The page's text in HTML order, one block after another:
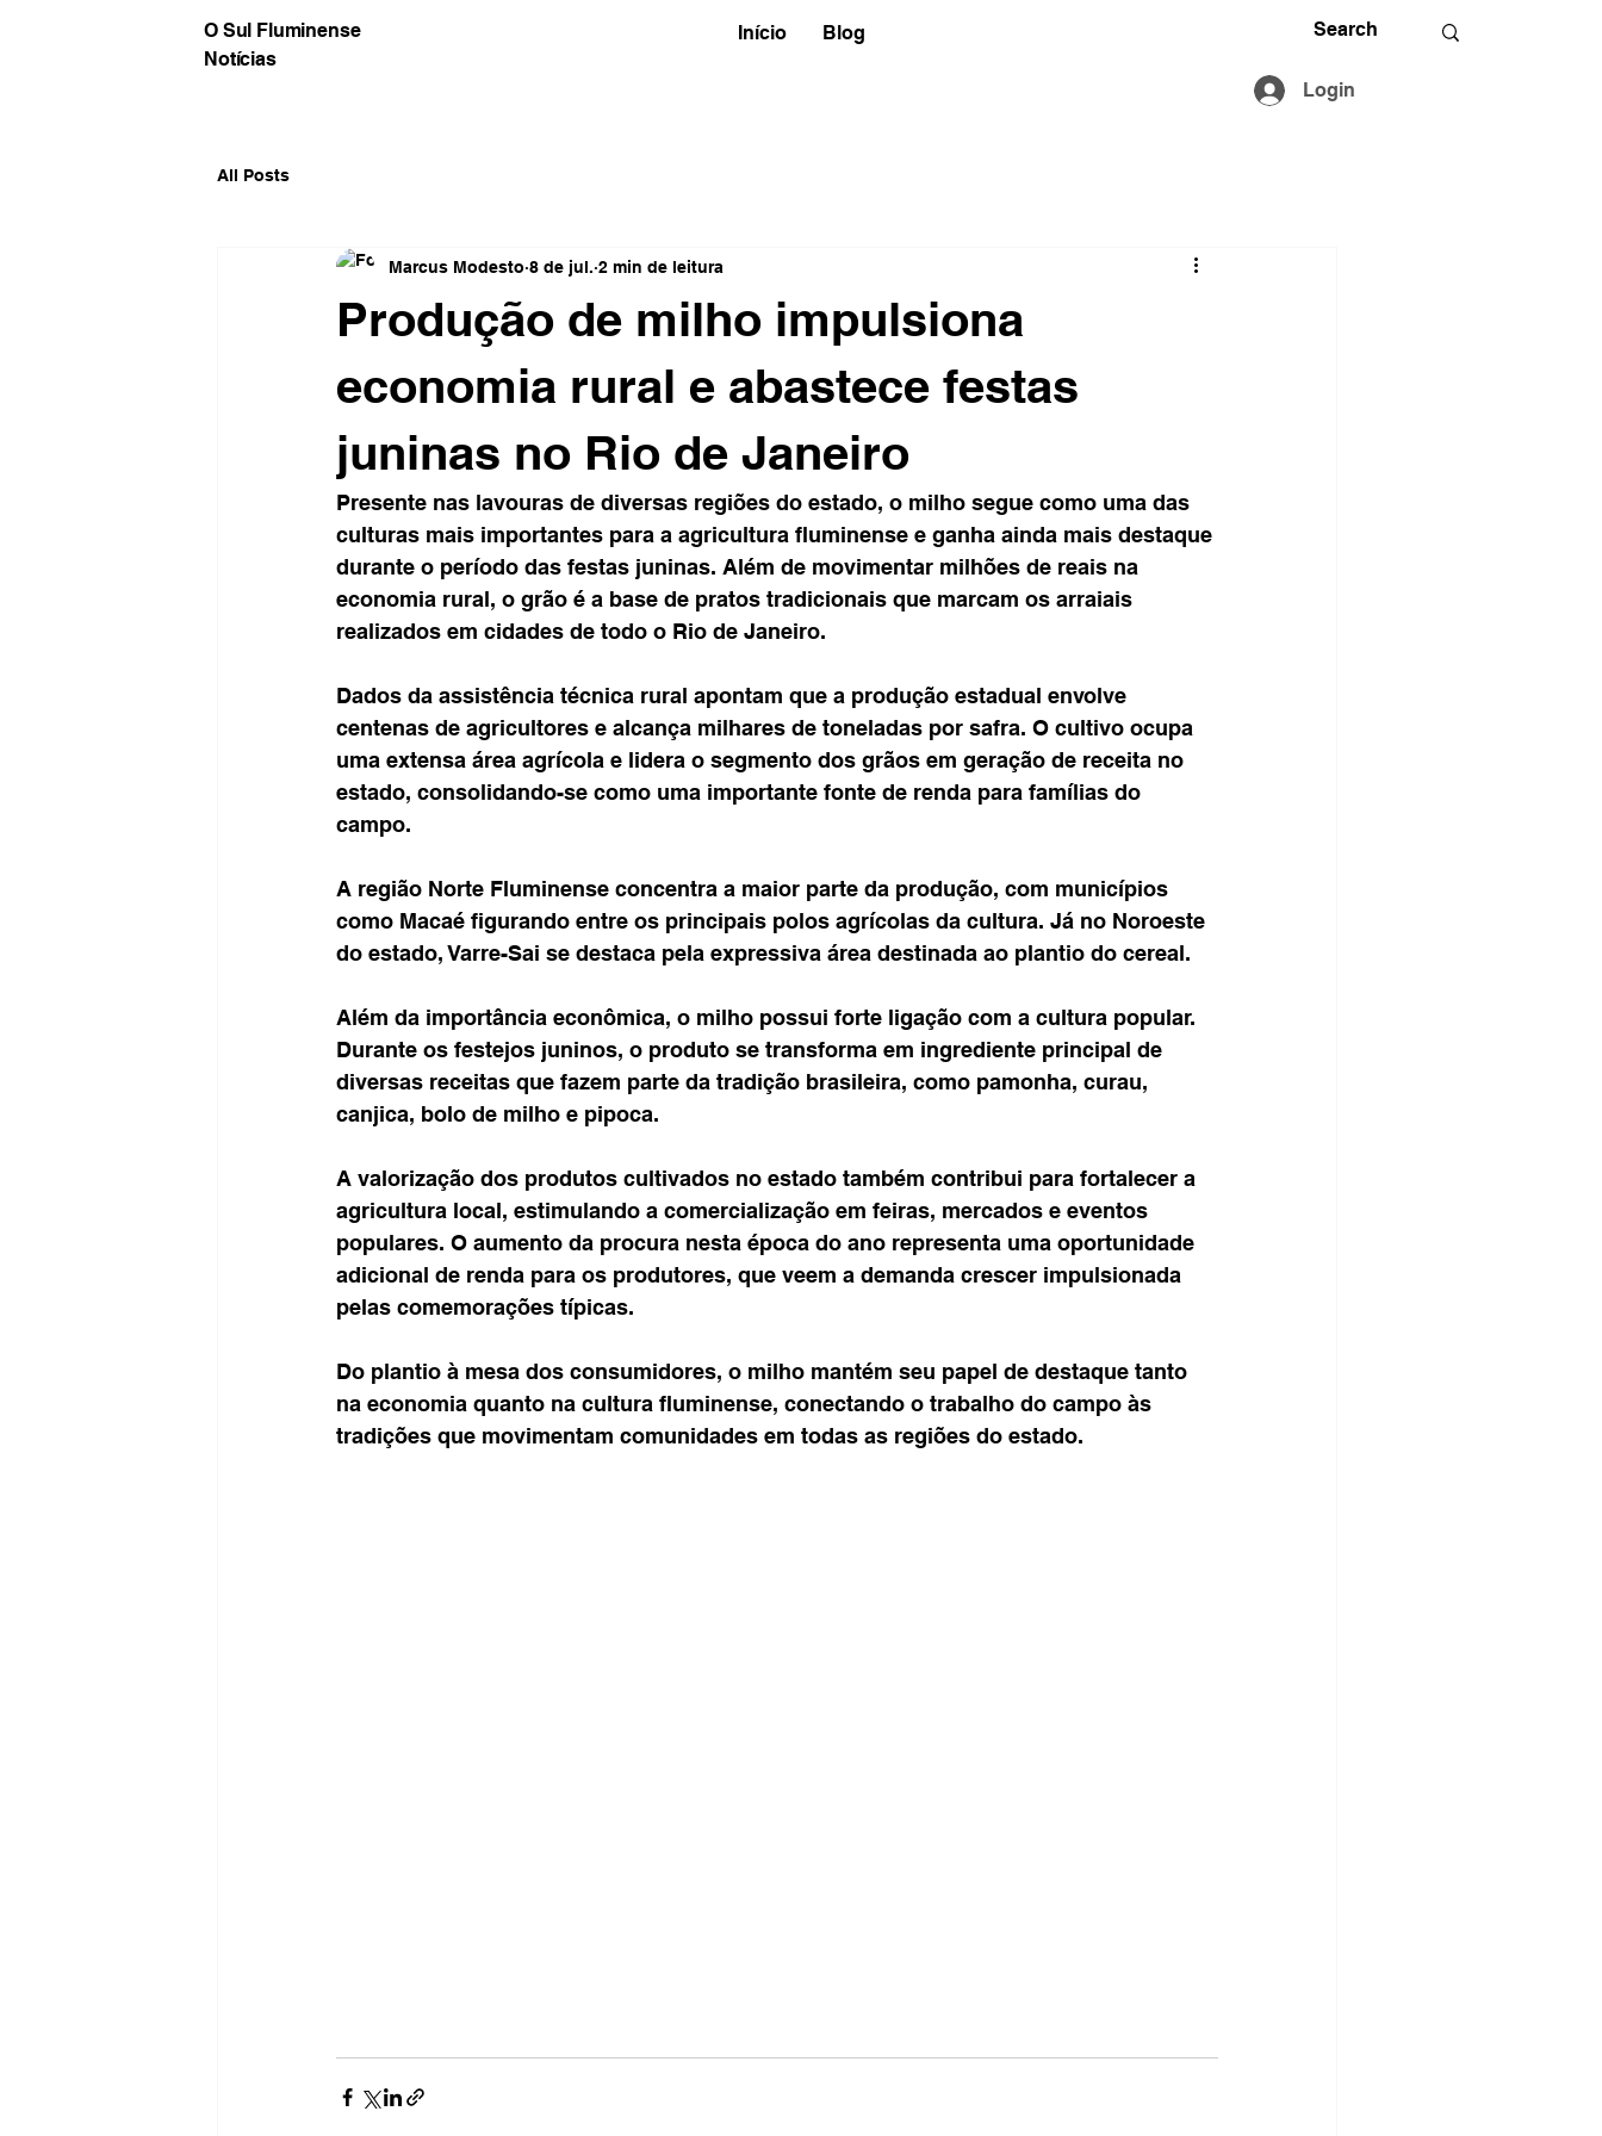
O Sul Fluminense
Notícias
Início Blog
Login
All Posts
Produção de milho impulsiona
economia rural e abastece festas
juninas no Rio de Janeiro
Marcus Modesto 8 de jul. 2 min de leitura
Presente nas lavouras de diversas regiões do estado, o milho segue como uma das
culturas mais importantes para a agricultura fluminense e ganha ainda mais destaque
durante o período das festas juninas. Além de movimentar milhões de reais na
economia rural, o grão é a base de pratos tradicionais que marcam os arraiais
realizados em cidades de todo o Rio de Janeiro.
Dados da assistência técnica rural apontam que a produção estadual envolve
centenas de agricultores e alcança milhares de toneladas por safra. O cultivo ocupa
uma extensa área agrícola e lidera o segmento dos grãos em geração de receita no
estado, consolidando-se como uma importante fonte de renda para famílias do
campo.
A região Norte Fluminense concentra a maior parte da produção, com municípios
como Macaé figurando entre os principais polos agrícolas da cultura. Já no Noroeste
do estado, Varre-Sai se destaca pela expressiva área destinada ao plantio do cereal.
Além da importância econômica, o milho possui forte ligação com a cultura popular.
Durante os festejos juninos, o produto se transforma em ingrediente principal de
diversas receitas que fazem parte da tradição brasileira, como pamonha, curau,
canjica, bolo de milho e pipoca.
A valorização dos produtos cultivados no estado também contribui para fortalecer a
agricultura local, estimulando a comercialização em feiras, mercados e eventos
populares. O aumento da procura nesta época do ano representa uma oportunidade
adicional de renda para os produtores, que veem a demanda crescer impulsionada
pelas comemorações típicas.
Do plantio à mesa dos consumidores, o milho mantém seu papel de destaque tanto
na economia quanto na cultura fluminense, conectando o trabalho do campo às
tradições que movimentam comunidades em todas as regiões do estado.